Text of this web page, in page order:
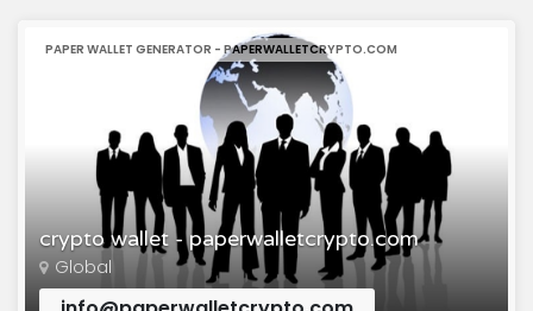
crypto wallet - paperwalletcrypto.com
PAPER WALLET GENERATOR - PAPERWALLETCRYPTO.COM
Global